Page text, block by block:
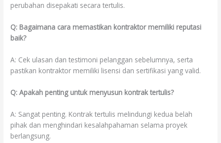
perubahan disepakati secara tertulis.
Q: Bagaimana cara memastikan kontraktor memiliki reputasi
baik?
A: Cek ulasan dan testimoni pelanggan sebelumnya, serta
pastikan kontraktor memiliki lisensi dan sertifikasi yang valid.
Q: Apakah penting untuk menyusun kontrak tertulis?
A: Sangat penting. Kontrak tertulis melindungi kedua belah
pihak dan menghindari kesalahpahaman selama proyek
berlangsung.